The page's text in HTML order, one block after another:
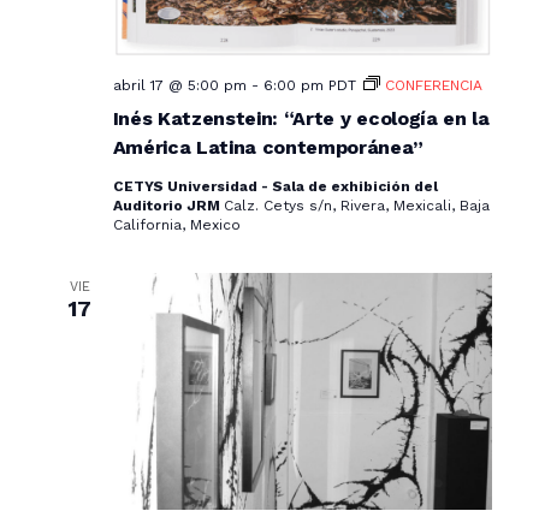
y
a
v
e
a
c
i
ó
d
e
e
v
i
d
e
E
v
e
n
Inés Katzenstein: “Arte y ecología en la
América Latina contemporánea”
abril 17 @ 5:00 pm - 6:00 pm PDT CONFERENCIA
CETYS Universidad - Sala de exhibición del
Auditorio JRM Calz. Cetys s/n, Rivera, Mexicali, Baja
California, Mexico
VIE
17